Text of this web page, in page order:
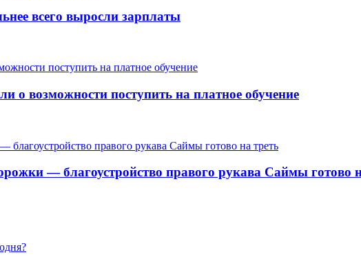
всего выросли зарплаты
возможности поступить на платное обучение
— благоустройство правого рукава Саймы готово